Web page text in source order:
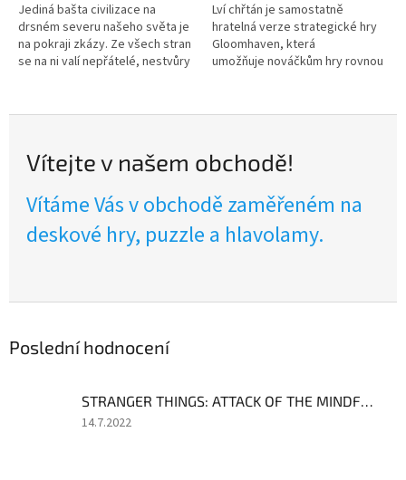
Jediná bašta civilizace na
drsném severu našeho světa je
na pokraji zkázy. Ze všech stran
se na ni valí nepřátelé, nestvůry
Lví chřtán je samostatně
hratelná verze strategické hry
Gloomhaven, která
umožňuje nováčkům hry rovnou
Vítejte v našem obchodě!
Vítáme Vás v obchodě zaměřeném na
deskové hry, puzzle a hlavolamy.
Poslední hodnocení
STRANGER THINGS: ATTACK OF THE MINDFLAYER
Hodnocení
14.7.2022